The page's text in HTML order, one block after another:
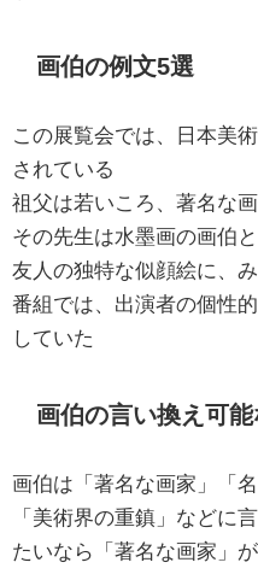
画伯の例文5選
この展覧会では、日本美
されている
祖父は若いころ、著名な
その先生は水墨画の画伯
友人の独特な似顔絵に、
番組では、出演者の個性
していた
画伯の言い換え可
画伯は「著名な画家」「
「美術界の重鎮」などに
たいなら「著名な画家」